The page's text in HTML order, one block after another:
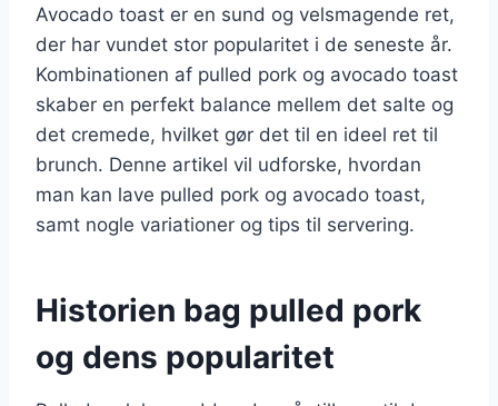
Avocado toast er en sund og velsmagende ret,
der har vundet stor popularitet i de seneste år.
Kombinationen af pulled pork og avocado toast
skaber en perfekt balance mellem det salte og
det cremede, hvilket gør det til en ideel ret til
brunch. Denne artikel vil udforske, hvordan
man kan lave pulled pork og avocado toast,
samt nogle variationer og tips til servering.
Historien bag pulled pork
og dens popularitet